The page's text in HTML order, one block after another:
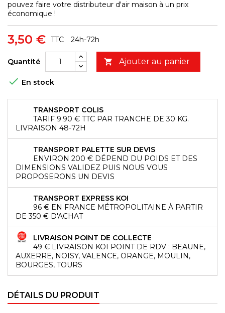
pouvez faire votre distributeur d'air maison à un prix
économique !
3,50 € TTC 24h-72h
Quantité  Ajouter au panier
 En stock
TRANSPORT COLIS
TARIF 9.90 € TTC PAR TRANCHE DE 30 KG.
LIVRAISON 48-72H
TRANSPORT PALETTE SUR DEVIS
ENVIRON 200 € DÉPEND DU POIDS ET DES
DIMENSIONS VALIDEZ PUIS NOUS VOUS
PROPOSERONS UN DEVIS
TRANSPORT EXPRESS KOI
96 € EN FRANCE MÉTROPOLITAINE À PARTIR
DE 350 € D'ACHAT
LIVRAISON POINT DE COLLECTE
49 € LIVRAISON KOI POINT DE RDV : BEAUNE,
AUXERRE, NOISY, VALENCE, ORANGE, MOULIN,
BOURGES, TOURS
DÉTAILS DU PRODUIT